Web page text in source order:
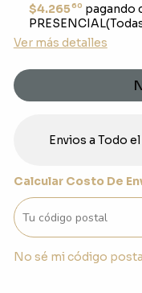
$4.26560 pagando
Ver más detalles
Envios a Todo
Calcular Costo De
No sé mi código